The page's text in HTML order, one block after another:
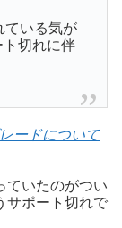
ている気が
ト切れに伴
ードについて
ていたのがつい
サポート切れで